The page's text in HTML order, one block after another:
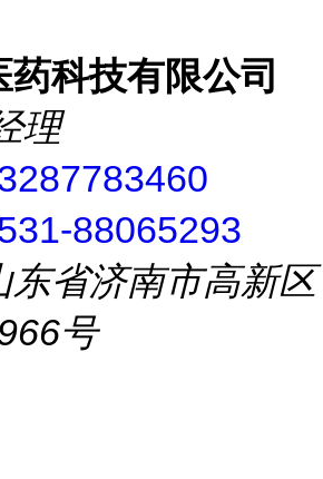
科技有限公司
理
88065293
东省济南市高新区
号